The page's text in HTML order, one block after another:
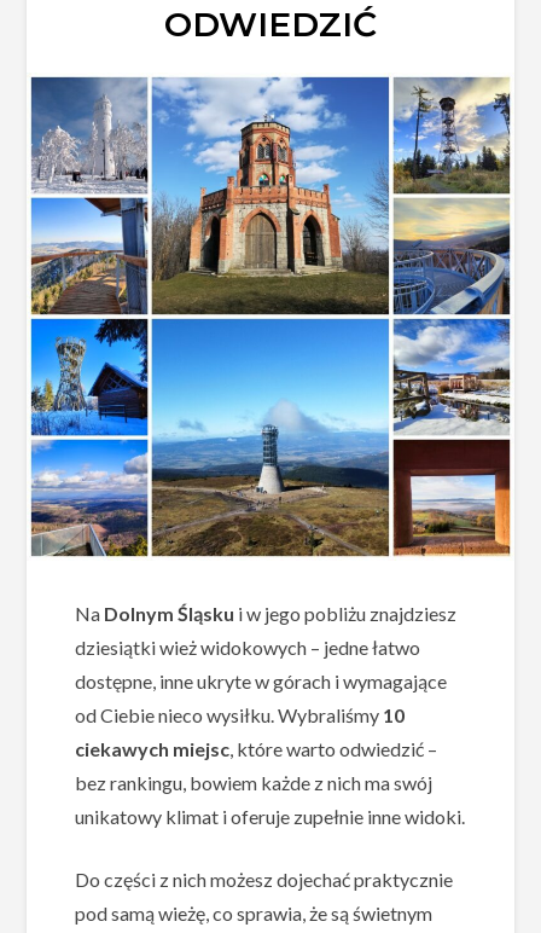
ODWIEDZIĆ
Na Dolnym Śląsku i w jego pobliżu znajdziesz
dziesiątki wież widokowych – jedne łatwo
dostępne, inne ukryte w górach i wymagające
od Ciebie nieco wysiłku. Wybraliśmy 10
ciekawych miejsc , które warto odwiedzić –
bez rankingu, bowiem każde z nich ma swój
unikatowy klimat i oferuje zupełnie inne widoki.
Do części z nich możesz dojechać praktycznie
pod samą wieżę, co sprawia, że są świetnym